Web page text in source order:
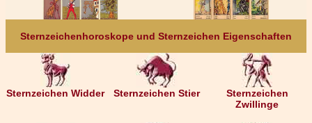
Sternzeichenhoroskope und Sternzeichen Eigenschaften
Sternzeichen Widder Sternzeichen Stier
Sternzeichen
Zwillinge